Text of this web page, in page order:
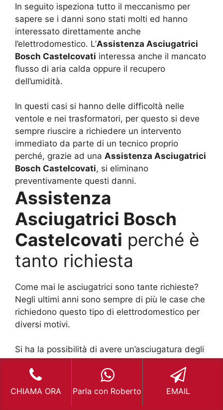
In seguito ispeziona tutto il meccanismo per
sapere se i danni sono stati molti ed hanno
interessato direttamente anche
l’elettrodomestico. L’Assistenza Asciugatrici
Bosch Castelcovati interessa anche il mancato
flusso di aria calda oppure il recupero
dell’umidità.
In questi casi si hanno delle difficoltà nelle
ventole e nei trasformatori, per questo si deve
sempre riuscire a richiedere un intervento
immediato da parte di un tecnico proprio
perché, grazie ad una Assistenza Asciugatrici
Bosch Castelcovati, si eliminano
preventivamente questi danni.
Assistenza
Asciugatrici Bosch
Castelcovati perché è
tanto richiesta
Come mai le asciugatrici sono tante richieste?
Negli ultimi anni sono sempre di più le case che
richiedono questo tipo di elettrodomestico per
diversi motivi.
Si ha la possibilità di avere un’asciugatura degli
indumenti in breve tempo oppure ci sono tante
persone in famiglia che necessitano di
indumenti puliti sempre. Case piccole o in città
CHIAMA ORA Parla con Roberto EMAIL